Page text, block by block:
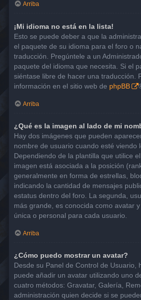
Arriba
¡Mi idioma no está en la lista!
Esto se puede deber a que la
el paquete de su idioma para el foro o
traducción. Pregúntele a un
paquete del idioma que necesita. Si el
siéntase libre de hacer una traducción.
información en el sitio web de phpBB
Arriba
¿Qué es la imagen al lado de mi
Hay dos imágenes que pueden
nombre de usuario cuando esté viendo
Dependiendo de la plantilla que utilice
imagen está asociada a la posición
generalmente en forma de estrellas,
indicando la cantidad de mensajes
estatus dentro del foro. La segunda,
más grande, es conocida como avatar
única o personal para cada usuario.
Arriba
¿Cómo puedo mostrar un avatar?
Desde su Panel de Control de Usuario,
puede añadir un avatar utilizando uno
cuatro métodos: Gravatar, Galería,
administración quien decide si se